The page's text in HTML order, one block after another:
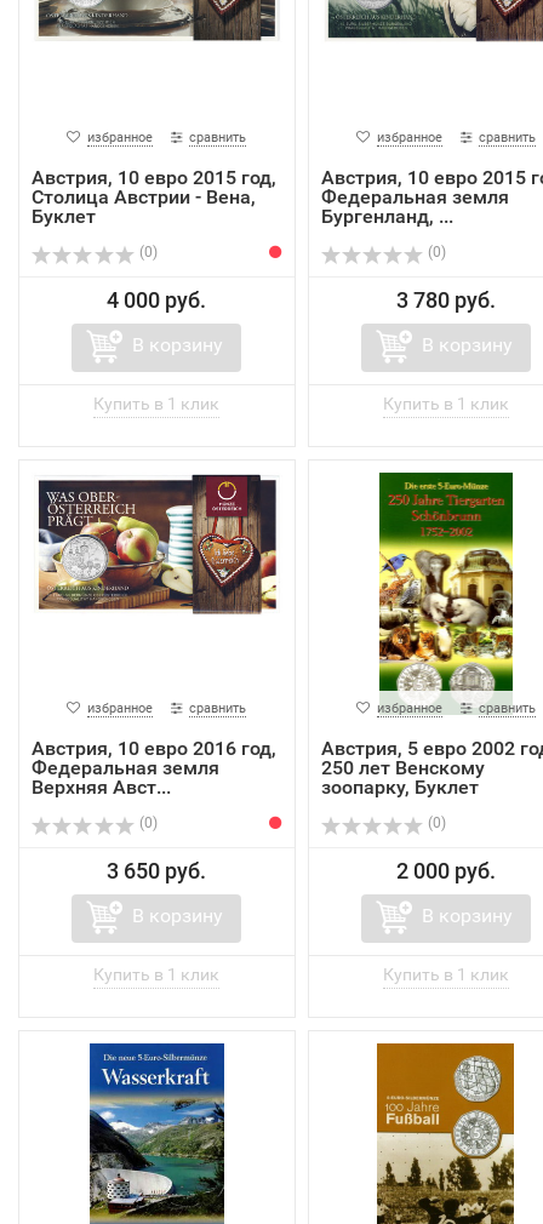
избранное сравнить
Австрия, 10 евро 2015 год,
Столица Австрии - Вена,
Буклет
(0)
4 000 руб.
В корзину
избранное сравнить
Австрия, 10 евро 2015
Федеральная земля
Бургенланд, ...
(0)
3 780 руб.
В корзину
избранное сравнить
Австрия, 10 евро 2016 год,
Федеральная земля
Верхняя Авст...
(0)
3 650 руб.
В корзину
избранное сравнить
Австрия, 5 евро 2002
250 лет Венскому
зоопарку, Буклет
(0)
2 000 руб.
В корзину